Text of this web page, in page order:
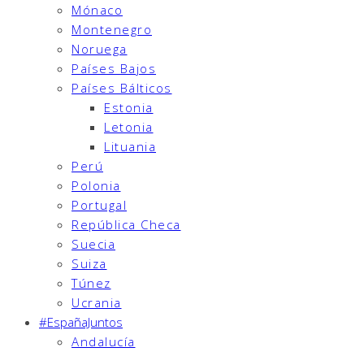
Mónaco
Montenegro
Noruega
Países Bajos
Países Bálticos
Estonia
Letonia
Lituania
Perú
Polonia
Portugal
República Checa
Suecia
Suiza
Túnez
Ucrania
#EspañaJuntos
Andalucía